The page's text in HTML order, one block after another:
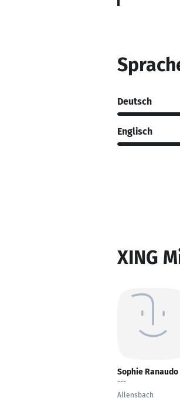
Deutsch
Englisch
XING
Sophie Ranaudo
---
Allensbach